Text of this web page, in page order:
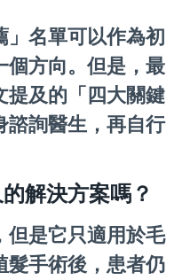
」名單可以作為初
個方向。但是，最
提及的「四大關鍵
諮詢醫生，再自行
解決方案嗎？
但是它只適用於毛
髮手術後，患者仍